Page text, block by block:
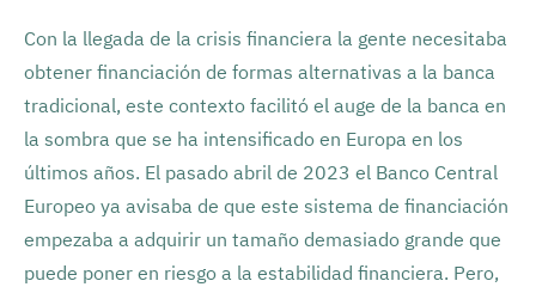
Con la llegada de la crisis financiera la gente necesitaba
obtener financiación de formas alternativas a la banca
tradicional, este contexto facilitó el auge de la banca en
la sombra que se ha intensificado en Europa en los
últimos años. El pasado abril de 2023 el Banco Central
Europeo ya avisaba de que este sistema de financiación
empezaba a adquirir un tamaño demasiado grande que
puede poner en riesgo a la estabilidad financiera. Pero,